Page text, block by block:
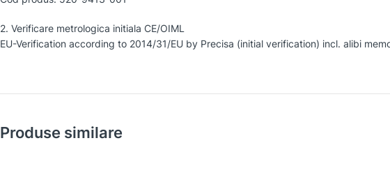
2. Verificare metrologica initiala CE/OIML
EU-Verification according to 2014/31/EU by Precisa (initial verification) incl. alibi
Produse similare